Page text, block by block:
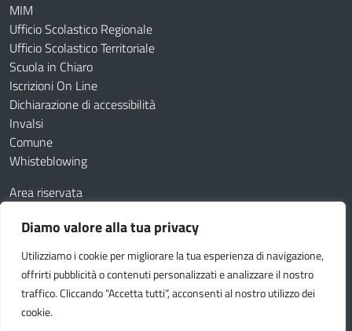
Diamo valore alla tua privacy
Utilizziamo i cookie per migliorare la tua esperienza di navigazione,
offrirti pubblicità o contenuti personalizzati e analizzare il nostro
traffico. Cliccando “Accetta tutti”, acconsenti al nostro utilizzo dei
cookie.
MIM
Ufficio Scolastico Regionale
Ufficio Scolastico Territoriale
Scuola in Chiaro
Iscrizioni On Line
Dichiarazione di accessibilità
Invalsi
Comune
Whisteblowing
Area riservata
Amministrazione TrasparenteAlbo online
Dichiarazione di accessibilitàObiettivi di accessibilità
FeedbackNote legaliPrivacy PolicyCookie